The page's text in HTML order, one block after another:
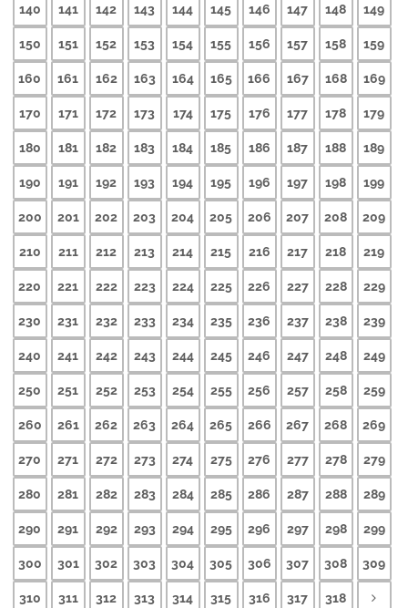
140 141 142 143 144 145 146 147 148 149
150 151 152 153 154 155 156 157 158 159
160 161 162 163 164 165 166 167 168 169
170 171 172 173 174 175 176 177 178 179
180 181 182 183 184 185 186 187 188 189
190 191 192 193 194 195 196 197 198 199
200 201 202 203 204 205 206 207 208 209
210 211 212 213 214 215 216 217 218 219
220 221 222 223 224 225 226 227 228 229
230 231 232 233 234 235 236 237 238 239
240 241 242 243 244 245 246 247 248 249
250 251 252 253 254 255 256 257 258 259
260 261 262 263 264 265 266 267 268 269
270 271 272 273 274 275 276 277 278 279
280 281 282 283 284 285 286 287 288 289
290 291 292 293 294 295 296 297 298 299
300 301 302 303 304 305 306 307 308 309
310 311 312 313 314 315 316 317 318